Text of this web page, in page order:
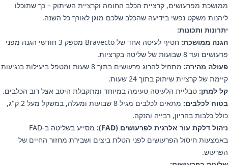
ממושכת מפרעושים, קרציית הכלב החומה וקרציית השיתוק – כך שתוכלו
ליהנות משקט נפשי בידיעה שהכלב שלכם מוגן לאורך כל השנה.
יתרונות ותכונות:
הגנה ממושכת:
חטיף לעיסה אחד של Bravecto מספק 3 חודשי הגנה מפני
פרעושים ועד 8 שבועות של שליטה בקרציות.
פעולה מהירה:
מתחיל להרוג פרעושים בתוך 8 שעות ומטפל ביעילות בנגיעות
קיימת של קרציית שיתוק בתוך 24 שעות.
קל למתן: טבליית הלעיסה טעימה במיוחד ומתקבלת היטב אצל רוב הכלבים.
בטוח לכלבים:
מתאים לכלבים מגיל 8 שבועות ומעלה, במשקל מעל 2 ק"ג,
כולל כלבות בהריון, רבייה והנקה.
ניהול דלקת עור אלרגית לפרעושים (FAD):
מסייע בשליטה ב‑FAD
באמצעות חיסול הפרעושים לפני הטלת ביצים ושבירת מחזור החיים של
הפרעוש.